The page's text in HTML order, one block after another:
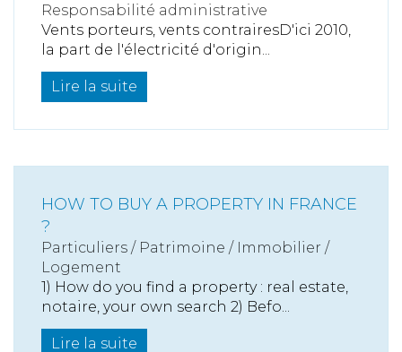
Responsabilité administrative
Vents porteurs, vents contrairesD'ici 2010,
la part de l'électricité d'origin...
Lire la suite
HOW TO BUY A PROPERTY IN FRANCE
?
Particuliers / Patrimoine / Immobilier /
Logement
1) How do you find a property : real estate,
notaire, your own search 2) Befo...
Lire la suite